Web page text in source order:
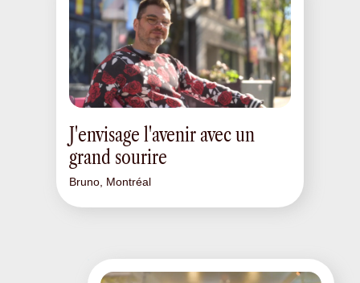
J'envisage l'avenir avec un
grand sourire
Bruno, Montréal